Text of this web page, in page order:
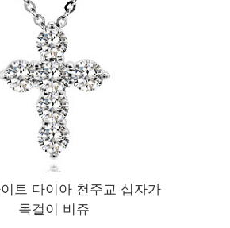
트 다이아 천주교 십자가
목걸이 비쥬